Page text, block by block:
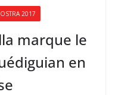
2017
marque le
en